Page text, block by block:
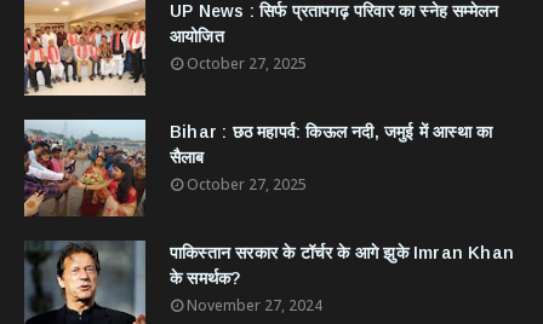
UP News : सिर्फ प्रतापगढ़ परिवार का स्नेह सम्मेलन
आयोजित
October 27, 2025
Bihar : छठ महापर्व: किऊल नदी, जमुई में आस्था का
सैलाब
October 27, 2025
​पाकिस्तान सरकार के टॉर्चर के आगे झुके Imran Khan
के समर्थक?
November 27, 2024